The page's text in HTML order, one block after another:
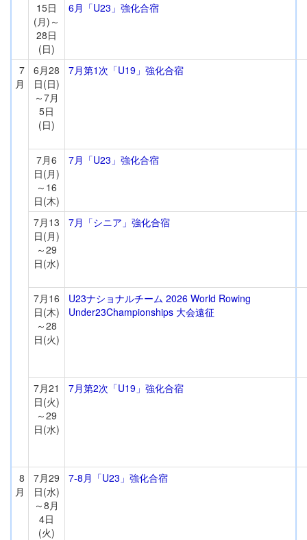
15日
(月)～
28日
(日)
6月「U23」強化合宿
7
月
6月28
日(日)
～7月
5日
(日)
7月第1次「U19」強化合宿
7月6
日(月)
～16
日(木)
7月「U23」強化合宿
7月13
日(月)
～29
日(水)
7月「シニア」強化合宿
7月16
日(木)
～28
日(火)
U23ナショナルチーム 2026 World Rowing
Under23Championships 大会遠征
7月21
日(火)
～29
日(水)
7月第2次「U19」強化合宿
8
月
7月29
日(水)
～8月
4日
(火)
7-8月「U23」強化合宿